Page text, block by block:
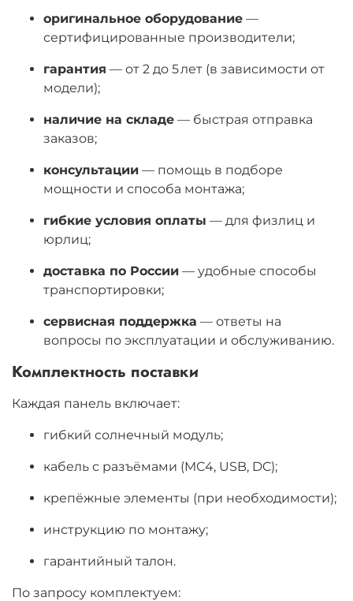
оригинальное оборудование —
сертифицированные производители;
гарантия — от 2 до 5 лет (в зависимости от
модели);
наличие на складе — быстрая отправка
заказов;
консультации — помощь в подборе
мощности и способа монтажа;
гибкие условия оплаты — для физлиц и
юрлиц;
доставка по России — удобные способы
транспортировки;
сервисная поддержка — ответы на
вопросы по эксплуатации и обслуживанию.
Комплектность поставки
Каждая панель включает:
гибкий солнечный модуль;
кабель с разъёмами (MC4, USB, DC);
крепёжные элементы (при необходимости);
инструкцию по монтажу;
гарантийный талон.
По запросу комплектуем: